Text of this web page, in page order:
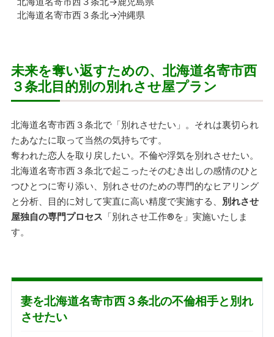
北海道名寄市西３条北→沖縄県
未来を奪い返すための、北海道名寄市西
３条北目的別の別れさせ屋プラン
北海道名寄市西３条北で「別れさせたい」。それは裏切られ
たあなたに取って当然の気持ちです。
奪われた恋人を取り戻したい。不倫や浮気を別れさせたい。
北海道名寄市西３条北で起こったそのむき出しの感情のひと
つひとつに寄り添い、別れさせのための専門的なヒアリング
と分析、目的に対して実直に高い精度で実施する、 別れさせ
屋独自の専門プロセス 「別れさせ工作®を」実施いたしま
す。
妻を北海道名寄市西３条北の不倫相手と別れ
させたい